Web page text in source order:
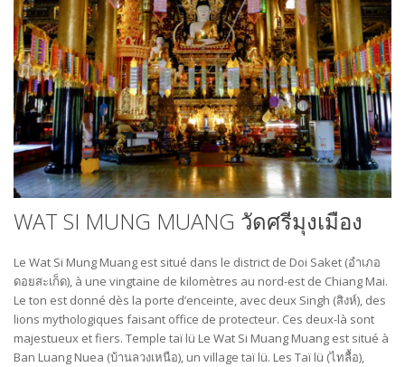
WAT SI MUNG MUANG วัดศรีมุงเมือง
Le Wat Si Mung Muang est situé dans le district de Doi Saket (อำเภอ
ดอยสะเก็ด), à une vingtaine de kilomètres au nord-est de Chiang Mai.
Le ton est donné dès la porte d’enceinte, avec deux Singh (สิงห์), des
lions mythologiques faisant office de protecteur. Ces deux-là sont
majestueux et fiers. Temple taï lü Le Wat Si Muang Muang est situé à
Ban Luang Nuea (บ้านลวงเหนือ), un village taï lü. Les Taï lü (ไทลื้อ),